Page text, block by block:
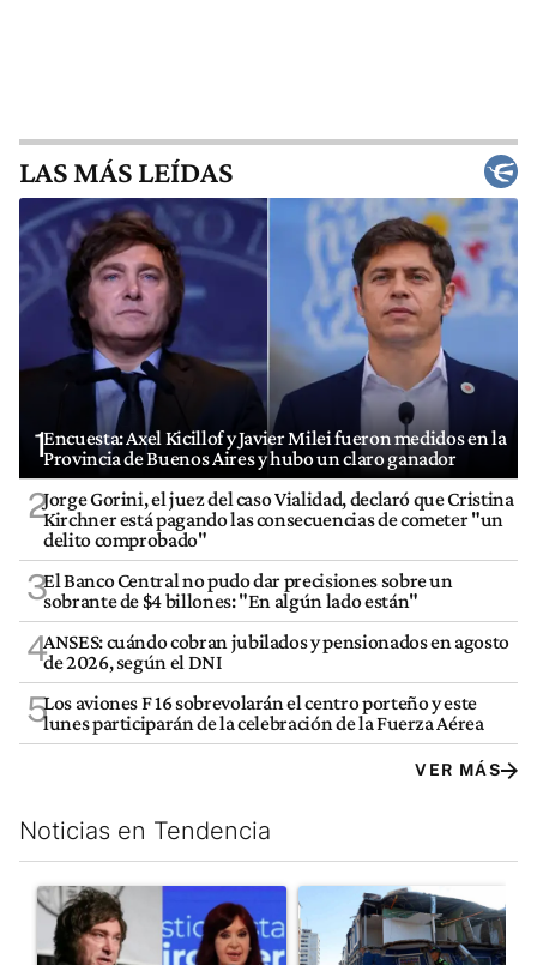
LAS MÁS LEÍDAS
1Encuesta: Axel Kicillof y Javier Milei fueron medidos en la
Provincia de Buenos Aires y hubo un claro ganador
2Jorge Gorini, el juez del caso Vialidad, declaró que Cristina
Kirchner está pagando las consecuencias de cometer "un
delito comprobado"
3El Banco Central no pudo dar precisiones sobre un
sobrante de $4 billones: "En algún lado están"
4ANSES: cuándo cobran jubilados y pensionados en agosto
de 2026, según el DNI
5Los aviones F 16 sobrevolarán el centro porteño y este
lunes participarán de la celebración de la Fuerza Aérea
VER MÁS
Noticias en Tendencia
Este listado muestra los artículos con más comentarios en los
Un artículo de tendencia con el título "Javier Milei celebra la
Un artículo de tendencia con